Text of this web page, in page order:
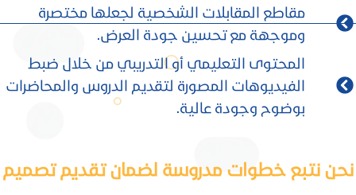
مقاطع المقابلات الشخصية لجعلها مختصرة
وموجهة مع تحسين جودة العرض.
المحتوى التعليمي أو التدريبي من خلال ضبط
الفيديوهات المصورة لتقديم الدروس والمحاضرات
بوضوح وجودة عالية.
نحن نتبع خطوات مدروسة لضمان تقديم تصميم